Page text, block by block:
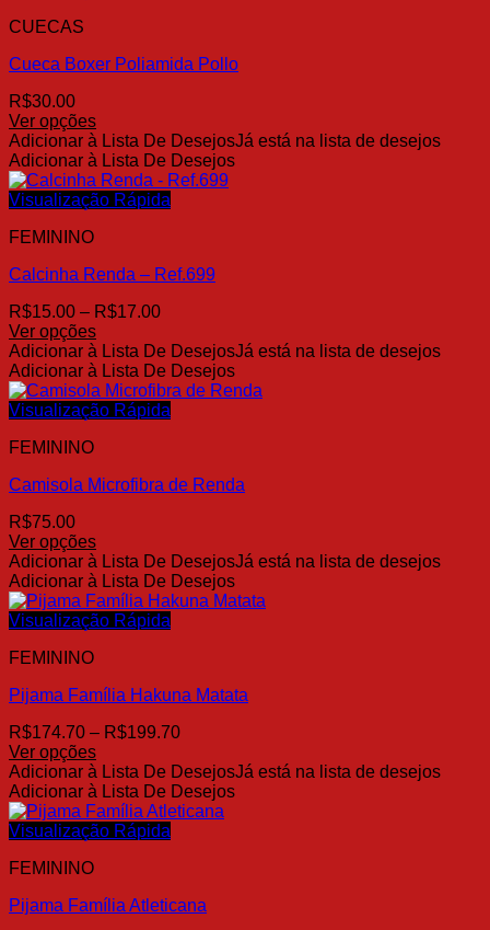
As
podem
escolhidas
na
página
do
produto
CUECAS
Cueca Boxer Poliamida Pollo
R$30.00
Ver opções
Este
produto
tem
várias
As
podem
escolhidas
na
página
do
produto
Adicionar à Lista De DesejosJá está na lista de desejos
Adicionar à Lista De Desejos
Visualização Rápida
FEMININO
Calcinha Renda – Ref.699
R$15.00 – R$17.00Faixa
preço:
R$15.00
através
R$17.00
Ver opções
Este
produto
tem
várias
As
podem
escolhidas
na
página
do
produto
Adicionar à Lista De DesejosJá está na lista de desejos
Adicionar à Lista De Desejos
Visualização Rápida
FEMININO
Camisola Microfibra de Renda
R$75.00
Ver opções
Este
produto
tem
várias
As
podem
escolhidas
na
página
do
produto
Adicionar à Lista De DesejosJá está na lista de desejos
Adicionar à Lista De Desejos
Visualização Rápida
FEMININO
Pijama Família Hakuna Matata
R$174.70 – R$199.70Faixa
preço:
R$174.70
através
Ver opções
Este
produto
tem
várias
As
podem
Adicionar à Lista De DesejosJá está na lista de desejos
Adicionar à Lista De Desejos
Visualização Rápida
FEMININO
Pijama Família Atleticana